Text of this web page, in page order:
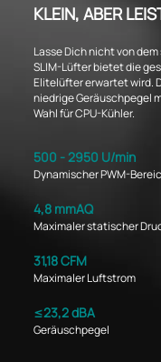
KLEIN, ABER
Lasse Dich nicht von
SLIM-Lüfter bietet die
Elitelüfter erwartet wird.
niedrige Geräuschpegel
Wahl für CPU-Kühler.
500 - 2950 U/min
Dynamischer PWM-
4,8 mmAQ
Maximaler statischer
31,18 CFM
Maximaler Luftstrom
≤23,2 dBA
Geräuschpegel